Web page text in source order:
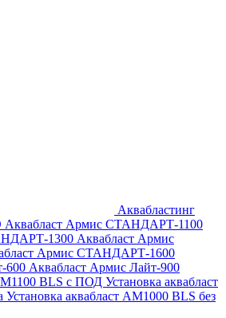
Аквабластинг
Аквабласт Армис СТАНДАРТ-1100
1300 Аквабласт Армис
Армис СТАНДАРТ-1600
600 Аквабласт Армис Лайт-900
BLS с ПОД Установка аквабласт
Установка аквабласт AM1000 BLS без